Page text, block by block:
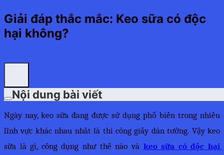
Giải đáp thắc mắc: Keo sữa có độc
hại không?
Nội dung bài viết
Ngày nay, keo sữa đang được sử dụng phổ biến trong nhiều
lĩnh vực khác nhau nhất là thi công giấy dán tường. Vậy keo
sữa là gì, công dụng như thế nào và keo sữa có độc hại